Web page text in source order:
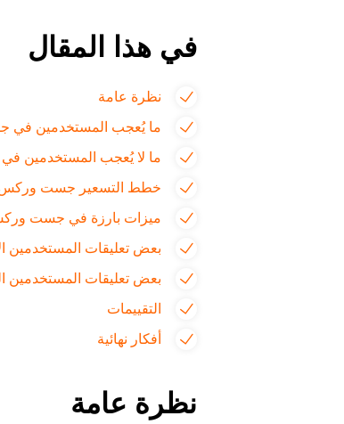
في هذا المقال
نظرة عامة
ما يُعجب المستخدمين
ما لا يُعجب
خطط التسعير جست
ميزات بارزة في جست
بعض تعليقات المستخدمين
بعض تعليقات المستخدمين
التقييمات
أفكار نهائية
نظرة عامة